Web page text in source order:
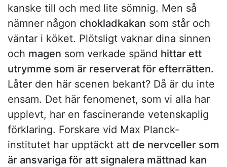
kanske till och med lite sömnig. Men så
nämner någon chokladkakan som står och
väntar i köket. Plötsligt vaknar dina sinnen
och magen som verkade spänd hittar ett
utrymme som är reserverat för efterrätten.
Låter den här scenen bekant? Då är du inte
ensam. Det här fenomenet, som vi alla har
upplevt, har en fascinerande vetenskaplig
förklaring. Forskare vid Max Planck-
institutet har upptäckt att de nervceller som
är ansvariga för att signalera mättnad kan